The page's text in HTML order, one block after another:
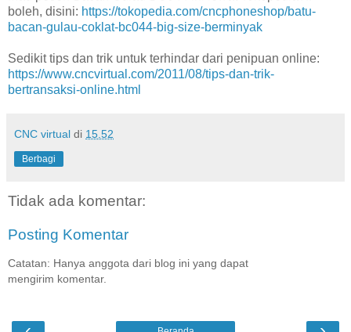
boleh, disini: https://tokopedia.com/cncphoneshop/batu-
bacan-gulau-coklat-bc044-big-size-berminyak
Sedikit tips dan trik untuk terhindar dari penipuan online:
https://www.cncvirtual.com/2011/08/tips-dan-trik-
bertransaksi-online.html
CNC virtual di 15.52
Berbagi
Tidak ada komentar:
Posting Komentar
Catatan: Hanya anggota dari blog ini yang dapat
mengirim komentar.